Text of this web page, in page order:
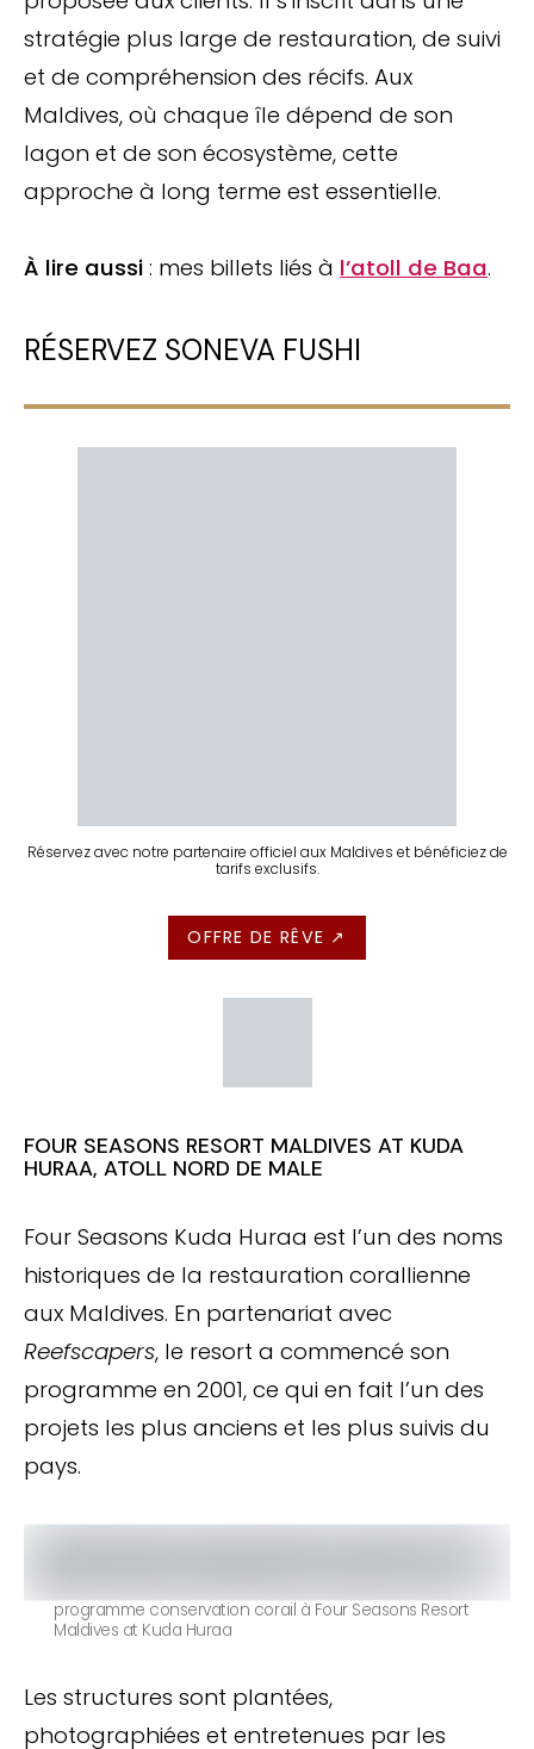
stratégie plus large de restauration, de suivi
et de compréhension des récifs. Aux
Maldives, où chaque île dépend de son
lagon et de son écosystème, cette
approche à long terme est essentielle.
À lire aussi : mes billets liés à l’atoll de Baa.
RÉSERVEZ SONEVA FUSHI
Réservez avec notre partenaire officiel aux Maldives et bénéficiez de
tarifs exclusifs.
OFFRE DE RÊVE ↗
FOUR SEASONS RESORT MALDIVES AT KUDA
HURAA, ATOLL NORD DE MALE
Four Seasons Kuda Huraa est l’un des noms
historiques de la restauration corallienne
aux Maldives. En partenariat avec
Reefscapers, le resort a commencé son
programme en 2001, ce qui en fait l’un des
projets les plus anciens et les plus suivis du
pays.
programme conservation corail à Four Seasons Resort
Maldives at Kuda Huraa
Les structures sont plantées,
photographiées et entretenues par les